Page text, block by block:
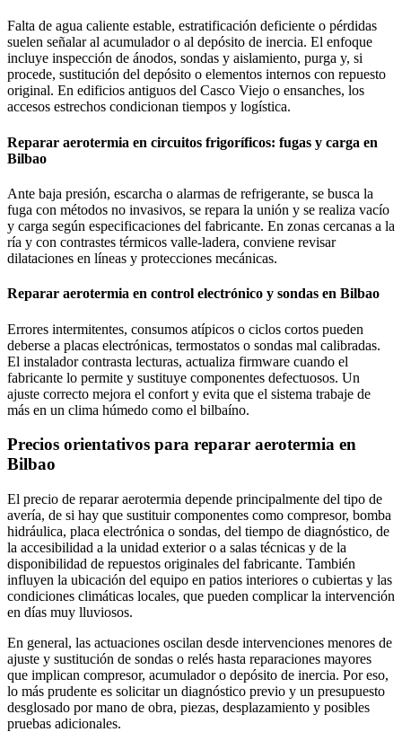
Falta de agua caliente estable, estratificación deficiente o pérdidas
suelen señalar al acumulador o al depósito de inercia. El enfoque
incluye inspección de ánodos, sondas y aislamiento, purga y, si
procede, sustitución del depósito o elementos internos con repuesto
original. En edificios antiguos del Casco Viejo o ensanches, los
accesos estrechos condicionan tiempos y logística.
Reparar aerotermia en circuitos frigoríficos: fugas y carga en
Bilbao
Ante baja presión, escarcha o alarmas de refrigerante, se busca la
fuga con métodos no invasivos, se repara la unión y se realiza vacío
y carga según especificaciones del fabricante. En zonas cercanas a la
ría y con contrastes térmicos valle-ladera, conviene revisar
dilataciones en líneas y protecciones mecánicas.
Reparar aerotermia en control electrónico y sondas en Bilbao
Errores intermitentes, consumos atípicos o ciclos cortos pueden
deberse a placas electrónicas, termostatos o sondas mal calibradas.
El instalador contrasta lecturas, actualiza firmware cuando el
fabricante lo permite y sustituye componentes defectuosos. Un
ajuste correcto mejora el confort y evita que el sistema trabaje de
más en un clima húmedo como el bilbaíno.
Precios orientativos para reparar aerotermia en
Bilbao
El precio de reparar aerotermia depende principalmente del tipo de
avería, de si hay que sustituir componentes como compresor, bomba
hidráulica, placa electrónica o sondas, del tiempo de diagnóstico, de
la accesibilidad a la unidad exterior o a salas técnicas y de la
disponibilidad de repuestos originales del fabricante. También
influyen la ubicación del equipo en patios interiores o cubiertas y las
condiciones climáticas locales, que pueden complicar la intervención
en días muy lluviosos.
En general, las actuaciones oscilan desde intervenciones menores de
ajuste y sustitución de sondas o relés hasta reparaciones mayores
que implican compresor, acumulador o depósito de inercia. Por eso,
lo más prudente es solicitar un diagnóstico previo y un presupuesto
desglosado por mano de obra, piezas, desplazamiento y posibles
pruebas adicionales.